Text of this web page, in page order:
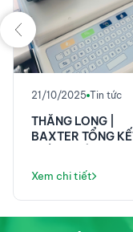
21/10/2025 Tin tức
THĂNG LONG |
BAXTER TỔNG
NGHỊ KHOA HỌC
DƯỠNG PHENIKAA!
Xem chi tiết